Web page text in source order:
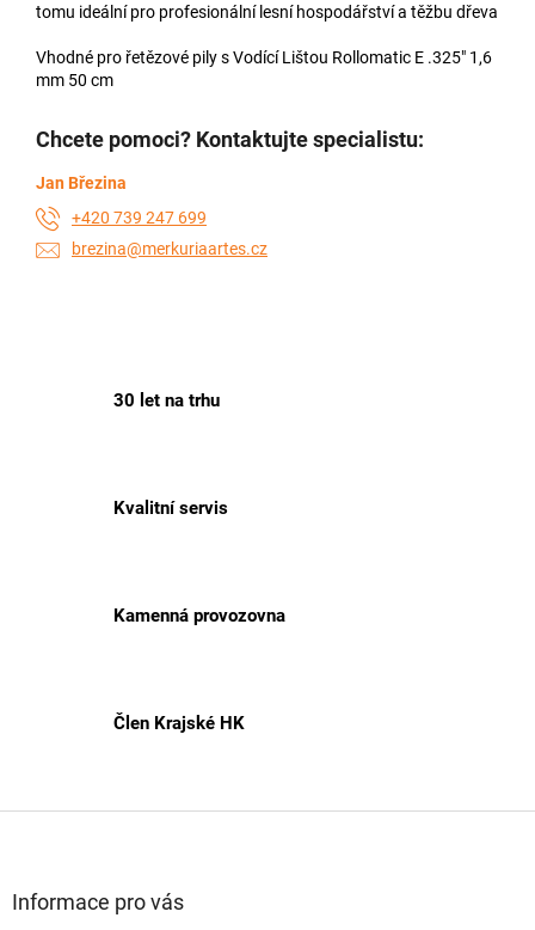
30 let na trhu
Kvalitní servis
Kamenná provozovna
Člen Krajské HK
tomu ideální pro profesionální lesní hospodářství a těžbu dřeva
Vhodné pro řetězové pily s Vodící Lištou Rollomatic E .325" 1,6
mm 50 cm
Chcete pomoci? Kontaktujte specialistu:
Jan Březina
+420 739 247 699
brezina@merkuriaartes.cz
Informace pro vás